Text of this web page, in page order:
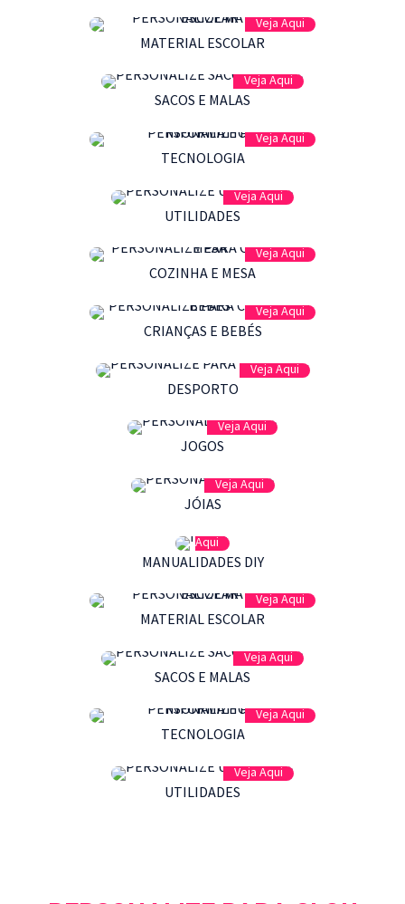
Veja Aqui
MATERIAL ESCOLAR
Veja Aqui
SACOS E MALAS
Veja Aqui
TECNOLOGIA
Veja Aqui
UTILIDADES
Veja Aqui
COZINHA E MESA
Veja Aqui
CRIANÇAS E BEBÉS
Veja Aqui
DESPORTO
Veja Aqui
JOGOS
Veja Aqui
JÓIAS
Aqui
MANUALIDADES DIY
Veja Aqui
MATERIAL ESCOLAR
Veja Aqui
SACOS E MALAS
Veja Aqui
TECNOLOGIA
Veja Aqui
UTILIDADES